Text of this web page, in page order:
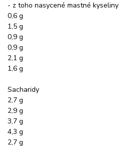
- z toho nasycené mastné kyseliny
0,6 g
1,5 g
0,9 g
0,9 g
2,1 g
1,6 g
Sacharidy
2,7 g
2,9 g
3,7 g
4,3 g
2,7 g